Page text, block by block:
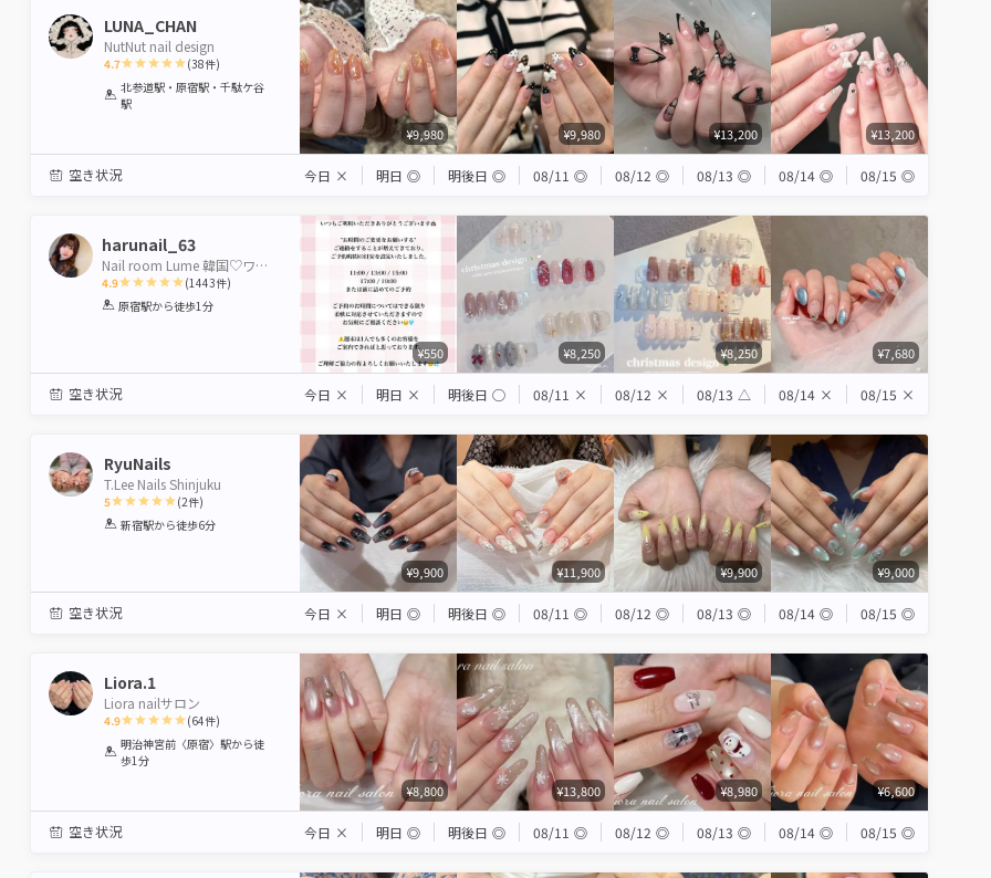
LUNA_CHAN
NutNut nail design
4.7
1
Star
2 3 4 5
(38件)
北参道駅・原宿駅・千駄ケ谷
駅
¥9,980 ¥9,980 ¥13,200 ¥13,200
空き状況 今日 × 明日 ◎ 明後日 ◎ 08/11 ◎ 08/12 ◎ 08/13 ◎ 08/14 ◎ 08/15 ◎
harunail_63
Nail room Lume 韓国♡ワンホンネイル
4.9
1 2 3 4 5
(1443件)
原宿駅から徒歩1分
¥550 ¥8,250 ¥8,250 ¥7,680
空き状況 今日 × 明日 × 明後日 ◯ 08/11 × 08/12 × 08/13 △ 08/14 × 08/15 ×
RyuNails
T.Lee Nails Shinjuku
5
1 2 3 4 5
(2件)
新宿駅から徒歩6分
¥9,900 ¥11,900 ¥9,900 ¥9,000
空き状況 今日 × 明日 ◎ 明後日 ◎ 08/11 ◎ 08/12 ◎ 08/13 ◎ 08/14 ◎ 08/15 ◎
Liora.1
Liora nailサロン
4.9
1
Star
2
Stars
3
Stars
4 5
(64件)
明治神宮前〈原宿〉駅から徒
歩1分
¥8,800 ¥13,800 ¥8,980 ¥6,600
空き状況 今日 × 明日 ◎ 明後日 ◎ 08/11 ◎ 08/12 ◎ 08/13 ◎ 08/14 ◎ 08/15 ◎